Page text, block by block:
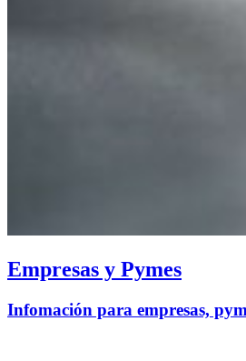
Empresas y Pymes
Infomación para empresas,